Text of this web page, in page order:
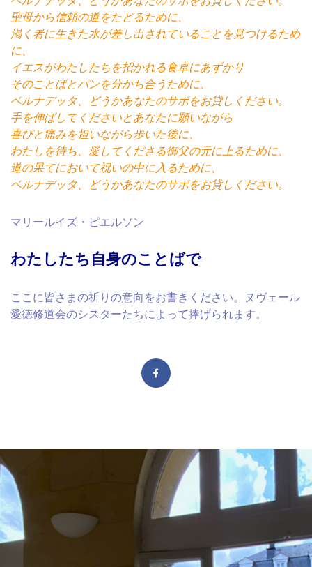
聖母から信頼の道をたどるために、
渇く者に生きた水が差し出されていることを見つけるため
に、
イエスがわたしたちを招かれる食卓にあずかり
そのことばとパンを分かち合うために、
ベルナデッタ、どうかあなたのサボをお貸しください。
手を伸ばしてくださいとあなたに願いながら
喜びと痛みを担いながら歩いた後に、
わたしを待ち、愛してくださる御父の元に上るために、
道の果てにおいて祝いの中に入るために、
ベルナデッタ、どうかあなたのサボをお貸しください。
マリールイズ・ピエルソン
わたしたち自身のことばで
ここに皆さまの祈りの意向をお書きください。ヌヴェール
愛徳修道会のシスターたちによって捧げられます。